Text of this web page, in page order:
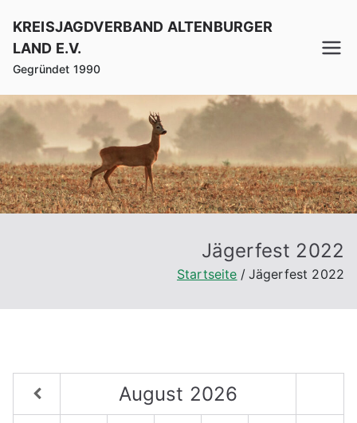
Inhalt
springen
KREISJAGDVERBAND ALTENBURGER
LAND E.V.
Gegründet 1990
Jägerfest 2022
Startseite Jägerfest 2022
August 2026